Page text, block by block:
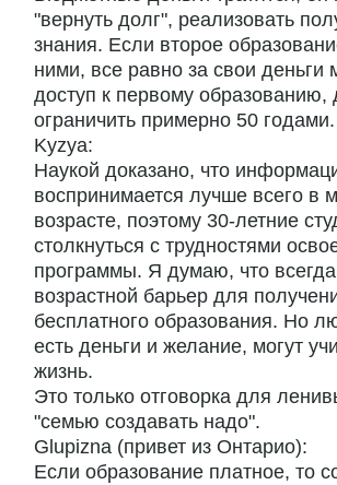
"вернуть долг", реализовать
знания. Если второе
ними, все равно за свои деньги
доступ к первому образованию,
ограничить примерно 50 годами.
Kyzya:
Наукой доказано, что
воспринимается лучше всего в
возрасте, поэтому 30-летние
столкнуться с трудностями
программы. Я думаю, что
возрастной барьер для
бесплатного образования. Но
есть деньги и желание, могут
жизнь.
Это только отговорка для
"семью создавать надо".
Glupizna (привет из Онтарио):
Если образование платное, то